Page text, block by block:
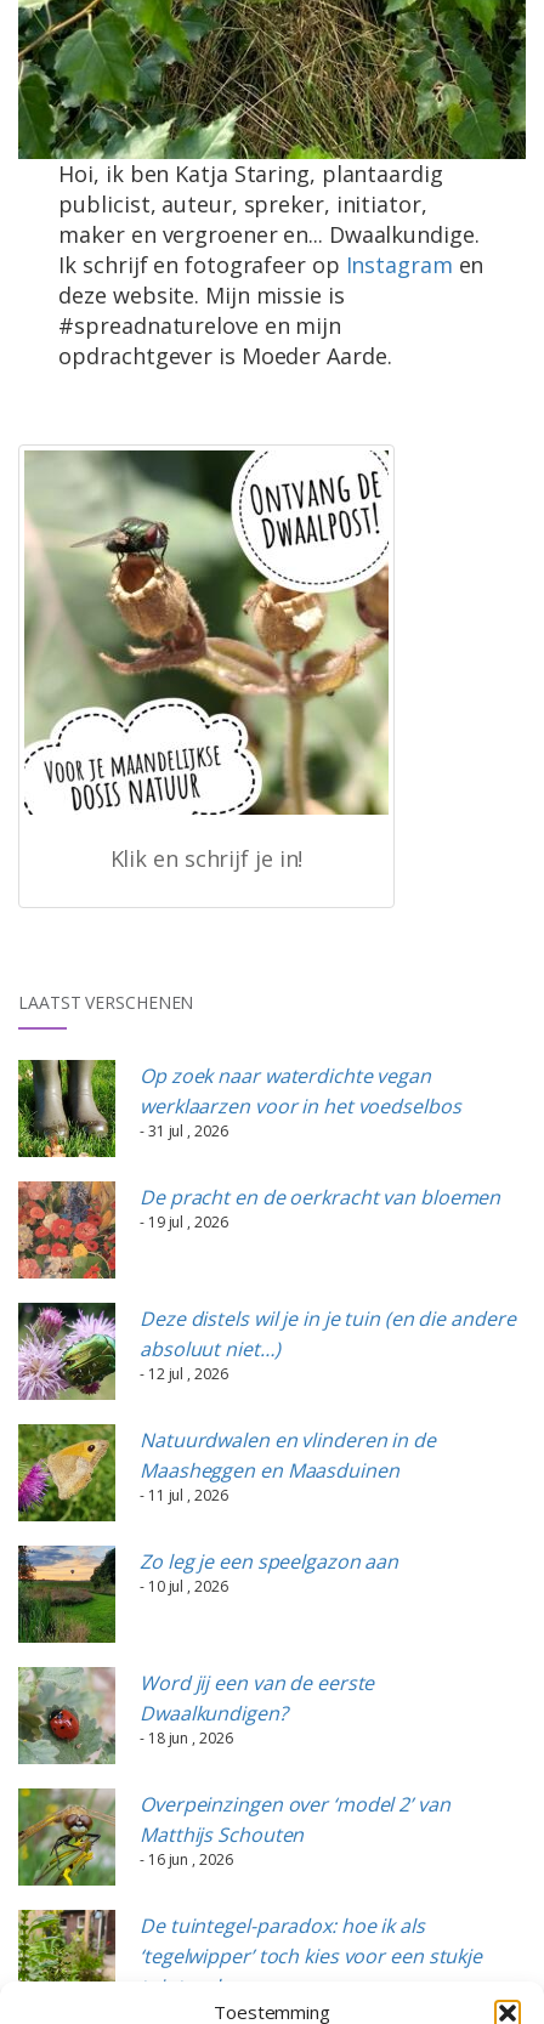
Toestemming
Hoi, ik ben Katja Staring, plantaardig
publicist, auteur, spreker, initiator,
maker en vergroener en... Dwaalkundige.
Ik schrijf en fotografeer op Instagram en
deze website. Mijn missie is
#spreadnaturelove en mijn
opdrachtgever is Moeder Aarde.
Klik en schrijf je in!
LAATST VERSCHENEN
Op zoek naar waterdichte vegan
werklaarzen voor in het voedselbos
- 31 jul , 2026
De pracht en de oerkracht van bloemen
- 19 jul , 2026
Deze distels wil je in je tuin (en die andere
absoluut niet…)
- 12 jul , 2026
Natuurdwalen en vlinderen in de
Maasheggen en Maasduinen
- 11 jul , 2026
Zo leg je een speelgazon aan
- 10 jul , 2026
Word jij een van de eerste
Dwaalkundigen?
- 18 jun , 2026
Overpeinzingen over ‘model 2’ van
Matthijs Schouten
- 16 jun , 2026
De tuintegel-paradox: hoe ik als
‘tegelwipper’ toch kies voor een stukje
tuintegels
- 15 jun , 2026